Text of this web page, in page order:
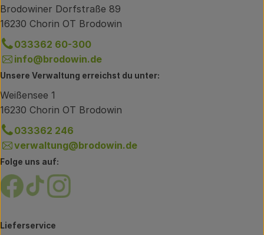
Brodowiner Dorfstraße 89
16230 Chorin OT Brodowin
033362 60-300
info@brodowin.de
Unsere Verwaltung erreichst du unter:
Weißensee 1
16230 Chorin OT Brodowin
033362 246
verwaltung@brodowin.de
Folge uns auf:
Externer Link zu https://www.facebook.com/
Externer Link zu https://www.tiktok.com/
Externer Link zu https://
Lieferservice